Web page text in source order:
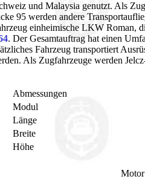
und Malaysia genutzt. Als
95 werden andere
einheimische LKW
. Der Gesamtauftrag hat einen
Fahrzeug transportiert
Als Zugfahrzeuge werden
Abmessungen
Modul
Länge
Breite
Höhe
Motor